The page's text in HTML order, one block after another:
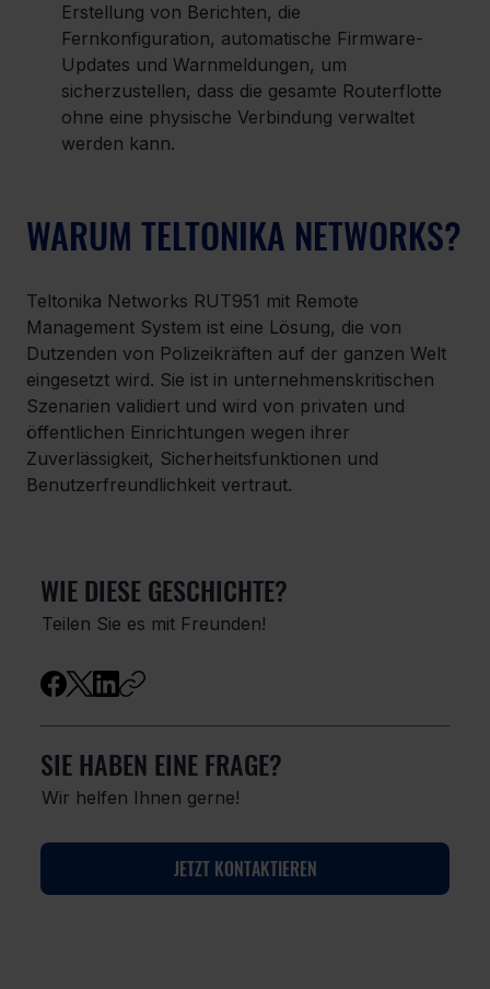
Erstellung von Berichten, die
Fernkonfiguration, automatische Firmware-
Updates und Warnmeldungen, um
sicherzustellen, dass die gesamte Routerflotte
ohne eine physische Verbindung verwaltet
werden kann.
WARUM TELTONIKA NETWORKS?
Teltonika Networks RUT951 mit Remote
Management System ist eine Lösung, die von
Dutzenden von Polizeikräften auf der ganzen Welt
eingesetzt wird. Sie ist in unternehmenskritischen
Szenarien validiert und wird von privaten und
öffentlichen Einrichtungen wegen ihrer
Zuverlässigkeit, Sicherheitsfunktionen und
Benutzerfreundlichkeit vertraut.
WIE DIESE GESCHICHTE?
Teilen Sie es mit Freunden!
SIE HABEN EINE FRAGE?
Wir helfen Ihnen gerne!
JETZT KONTAKTIEREN